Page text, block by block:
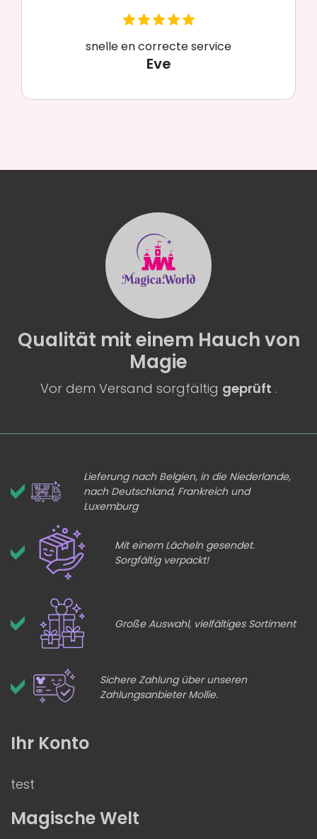
snelle en correcte service
Eve
Qualität mit einem Hauch von
Magie
Vor dem Versand sorgfältig geprüft .
Lieferung nach Belgien, in die Niederlande,
nach Deutschland, Frankreich und
Luxemburg
Mit einem Lächeln gesendet.
Sorgfältig verpackt!
Große Auswahl, vielfältiges Sortiment
Sichere Zahlung über unseren
Zahlungsanbieter Mollie.
Magische Welt
Ihr Konto
test